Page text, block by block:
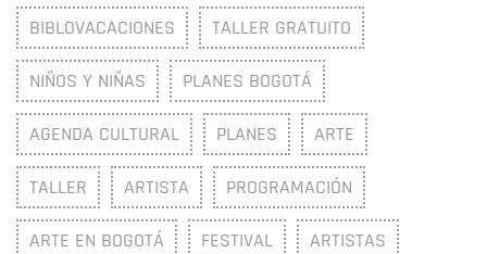
BIBLOVACACIONES TALLER GRATUITO
NIÑOS Y NIÑAS PLANES BOGOTÁ
AGENDA CULTURAL PLANES ARTE
TALLER ARTISTA PROGRAMACIÓN
ARTE EN BOGOTÁ FESTIVAL ARTISTAS